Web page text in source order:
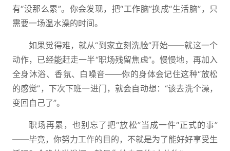
有“没那么累”。你会发现，把“工作脑”换成“生活脑”，只
需要一场温水澡的时间。
如果觉得难，就从“到家立刻洗脸”开始——就这一个
动作，已经能赶走一半“职场残留焦虑”。慢慢地，再加入
全身沐浴、香氛、白噪音——你的身体会记住这种“放松
的感觉”，下次下班一进门，就会自动想：“该去洗个澡，
变回自己了”。
职场再累，也别忘了把“放松”当成一件“正式的事”
——毕竟，你努力工作的目的，不就是为了能好好享受生